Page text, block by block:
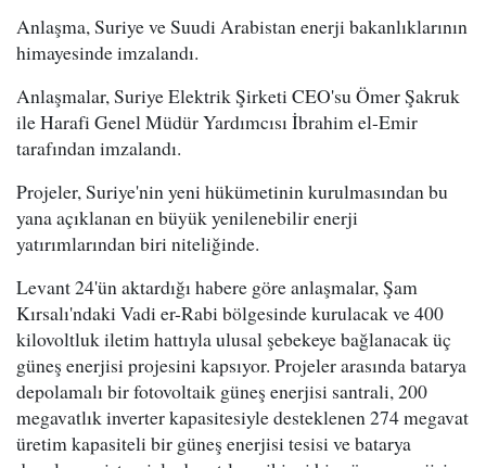
Anlaşma, Suriye ve Suudi Arabistan enerji bakanlıklarının
himayesinde imzalandı.
Anlaşmalar, Suriye Elektrik Şirketi CEO'su Ömer Şakruk
ile Harafi Genel Müdür Yardımcısı İbrahim el-Emir
tarafından imzalandı.
Projeler, Suriye'nin yeni hükümetinin kurulmasından bu
yana açıklanan en büyük yenilenebilir enerji
yatırımlarından biri niteliğinde.
Levant 24'ün aktardığı habere göre anlaşmalar, Şam
Kırsalı'ndaki Vadi er-Rabi bölgesinde kurulacak ve 400
kilovoltluk iletim hattıyla ulusal şebekeye bağlanacak üç
güneş enerjisi projesini kapsıyor. Projeler arasında batarya
depolamalı bir fotovoltaik güneş enerjisi santrali, 200
megavatlık inverter kapasitesiyle desteklenen 274 megavat
üretim kapasiteli bir güneş enerjisi tesisi ve batarya